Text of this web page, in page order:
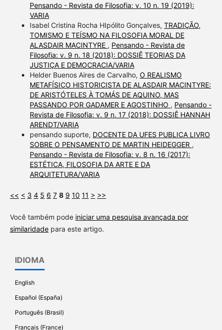
Pensando - Revista de Filosofia: v. 10 n. 19 (2019):
VARIA
Isabel Cristina Rocha HIpólito Gonçalves, TRADIÇÃO,
TOMISMO E TEÍSMO NA FILOSOFIA MORAL DE
ALASDAIR MACINTYRE , Pensando - Revista de
Filosofia: v. 9 n. 18 (2018): DOSSIÊ TEORIAS DA
JUSTIÇA E DEMOCRACIA/VARIA
Helder Buenos Aires de Carvalho, O REALISMO
METAFÍSICO HISTORICISTA DE ALASDAIR MACINTYRE:
DE ARISTÓTELES À TOMÁS DE AQUINO, MAS
PASSANDO POR GADAMER E AGOSTINHO , Pensando -
Revista de Filosofia: v. 9 n. 17 (2018): DOSSIÊ HANNAH
ARENDT/VARIA
pensando suporte, DOCENTE DA UFES PUBLICA LIVRO
SOBRE O PENSAMENTO DE MARTIN HEIDEGGER ,
Pensando - Revista de Filosofia: v. 8 n. 16 (2017):
ESTÉTICA, FILOSOFIA DA ARTE E DA
ARQUITETURA/VARIA
<< < 3 4 5 6 7 8 9 10 11 > >>
Você também pode iniciar uma pesquisa avançada por
similaridadepara este artigo.
IDIOMA
English
Español (España)
Português (Brasil)
Français (France)